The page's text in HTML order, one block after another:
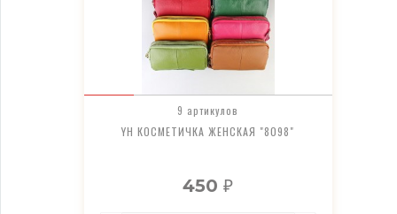
9 артикулов
YH КОСМЕТИЧКА ЖЕНСКАЯ "8098"
450₽